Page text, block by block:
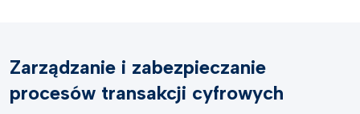
Zarządzanie i zabezpieczanie
procesów transakcji cyfrowych